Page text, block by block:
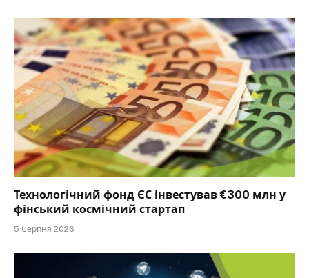
Технологічний фонд ЄС інвестував €300 млн у
фінський космічний стартап
5 Серпня 2026